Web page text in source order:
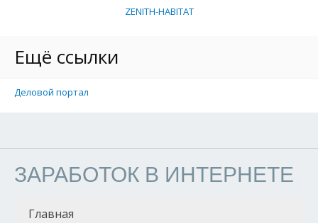
ZENITH-HABITAT
Ещё ссылки
Деловой портал
ЗАРАБОТОК В ИНТЕРНЕТЕ
Главная